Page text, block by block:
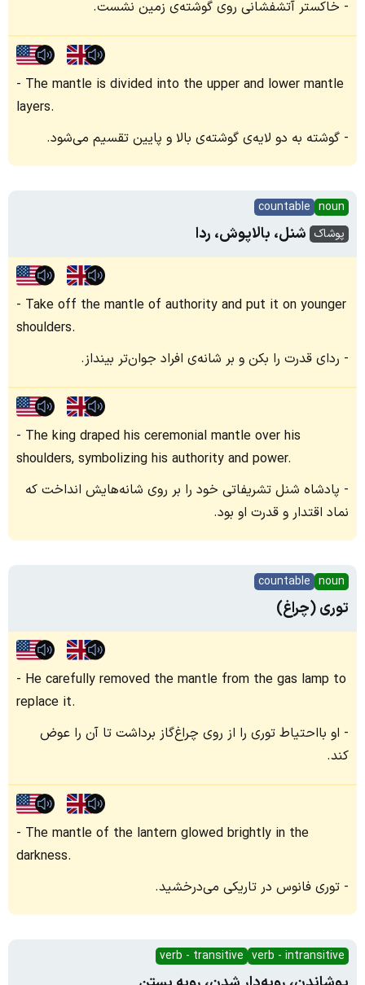
خاکستر آتشفشانی روی گوشته‌ی زمین نشست.
The mantle is divided into the upper and lower mantle
layers.
گوشته به دو لایه‌ی گوشته‌ی بالا و پایین تقسیم می‌شود.
noun
countable
پوشاک شنل، بالاپوش، ردا
Take off the mantle of authority and put it on younger
shoulders.
ردای قدرت را بکن و بر شانه‌ی افراد جوان‌تر بینداز.
The king draped his ceremonial mantle over his
shoulders, symbolizing his authority and power.
پادشاه شنل تشریفاتی خود را بر روی شانه‌هایش انداخت که
نماد اقتدار و قدرت او بود.
noun
countable
توری (چراغ)
He carefully removed the mantle from the gas lamp to
replace it.
او بااحتیاط توری را از روی چراغ‌گاز برداشت تا آن را عوض
کند.
The mantle of the lantern glowed brightly in the
darkness.
توری فانوس در تاریکی می‌درخشید.
verb - intransitive
verb - transitive